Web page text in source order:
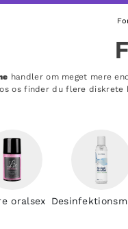
handler om meget mere
os finder du flere diskrete
oralsex